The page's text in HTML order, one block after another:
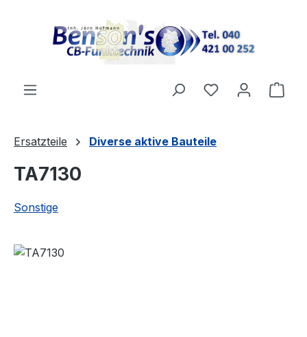
Ersatzteile Diverse aktive Bauteile
TA7130
Sonstige
Bildergalerie überspringen